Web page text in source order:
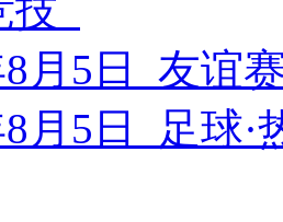
技
8月5日 友谊
8月5日 足球